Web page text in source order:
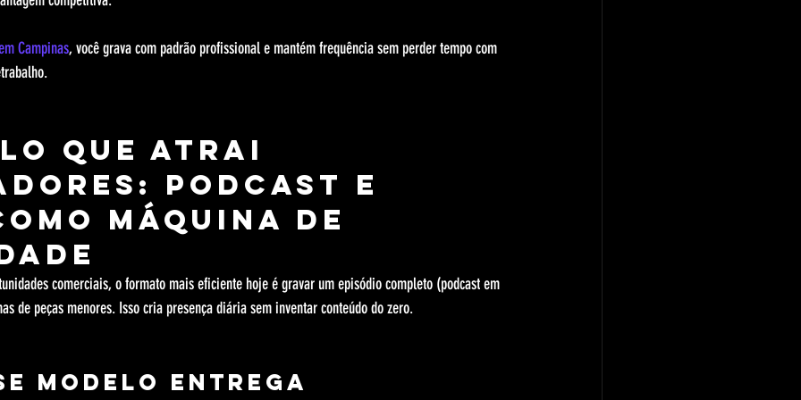
Campinas, você grava com padrão profissional e mantém frequência sem perder tempo com
que atrai
podcast e
máquina de
comerciais, o formato mais eficiente hoje é gravar um episódio completo (podcast em
de peças menores. Isso cria presença diária sem inventar conteúdo do zero.
modelo entrega